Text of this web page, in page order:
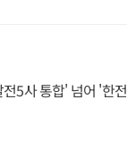
5사 통합' 넘어 '한전